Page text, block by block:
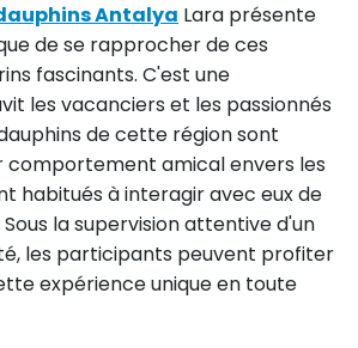
Antalya Lara présente
de se rapprocher de ces
fascinants. C'est une
les vacanciers et les passionnés
de cette région sont
comportement amical envers les
habitués à interagir avec eux de
la supervision attentive d'un
les participants peuvent profiter
expérience unique en toute